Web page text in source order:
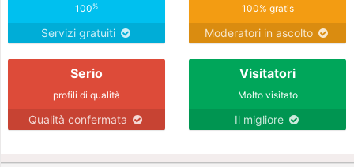
100%
Servizi gratuiti
100% gratis
Moderatori in ascolto
Serio
profili di qualità
Qualità confermata
Visitatori
Molto visitato
Il migliore